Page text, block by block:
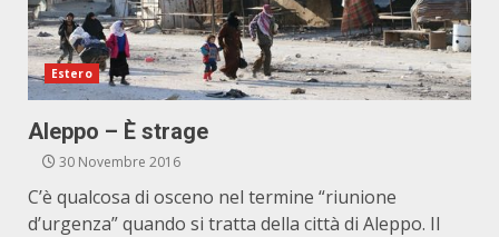
Estero
Aleppo – È strage
30 Novembre 2016
C’è qualcosa di osceno nel termine “riunione
d’urgenza” quando si tratta della città di Aleppo. Il